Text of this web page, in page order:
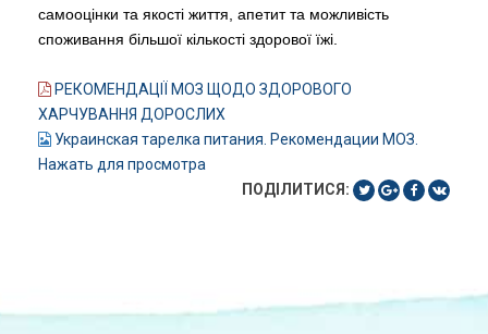
самооцінки та якості життя, апетит та можливість
споживання більшої кількості здорової їжі.
РЕКОМЕНДАЦІЇ МОЗ ЩОДО ЗДОРОВОГО
ХАРЧУВАННЯ ДОРОСЛИХ
Украинская тарелка питания. Рекомендации МОЗ.
Нажать для просмотра
ПОДІЛИТИСЯ: